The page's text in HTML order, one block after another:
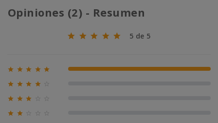
Opiniones (2) - Resumen
5 de 5
     100% (2)
   
  
 